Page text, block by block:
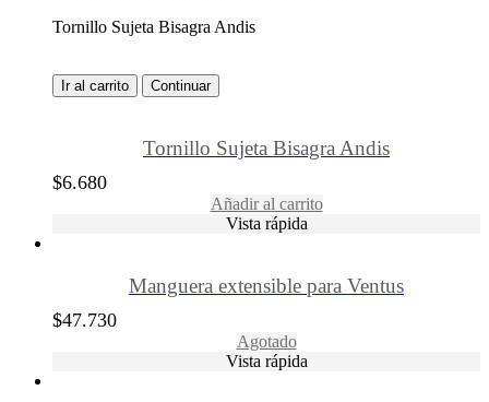
Tornillo Sujeta Bisagra Andis
Ir al carrito Continuar
Tornillo Sujeta Bisagra Andis
$6.680
Añadir al carrito
Vista rápida
Manguera extensible para Ventus
$47.730
Agotado
Vista rápida